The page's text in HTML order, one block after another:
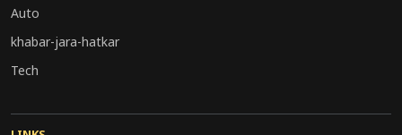
Auto
khabar-jara-hatkar
Tech